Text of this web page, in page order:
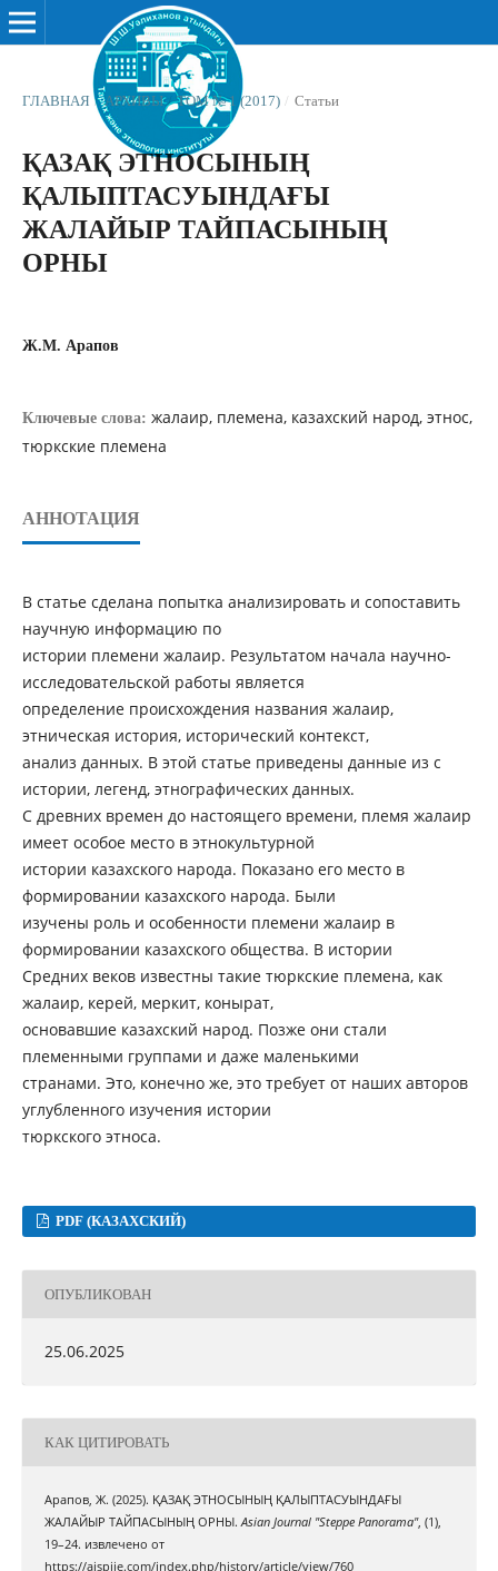
ГЛАВНАЯ / АРХИВЫ / ТОМ № 1 (2017) / Статьи
ҚАЗАҚ ЭТНОСЫНЫҢ
ҚАЛЫПТАСУЫНДАҒЫ
ЖАЛАЙЫР ТАЙПАСЫНЫҢ
ОРНЫ
Ж.М. Арапов
Ключевые слова: жалаир, племена, казахский народ, этнос,
тюркские племена
АННОТАЦИЯ
В статье сделана попытка анализировать и сопоставить
научную информацию по
истории племени жалаир. Результатом начала научно-
исследовательской работы является
определение происхождения названия жалаир,
этническая история, исторический контекст,
анализ данных. В этой статье приведены данные из с
истории, легенд, этнографических данных.
С древних времен до настоящего времени, племя жалаир
имеет особое место в этнокультурной
истории казахского народа. Показано его место в
формировании казахского народа. Были
изучены роль и особенности племени жалаир в
формировании казахского общества. В истории
Средних веков известны такие тюркские племена, как
жалаир, керей, меркит, конырат,
основавшие казахский народ. Позже они стали
племенными группами и даже маленькими
странами. Это, конечно же, это требует от наших авторов
углубленного изучения истории
тюркского этноса.
PDF (КАЗАХСКИЙ)
ОПУБЛИКОВАН
25.06.2025
КАК ЦИТИРОВАТЬ
Арапов, Ж. (2025). ҚАЗАҚ ЭТНОСЫНЫҢ ҚАЛЫПТАСУЫНДАҒЫ
ЖАЛАЙЫР ТАЙПАСЫНЫҢ ОРНЫ.Asian Journal "Steppe Panorama", (1),
19–24. извлечено от
https://ajspiie.com/index.php/history/article/view/760